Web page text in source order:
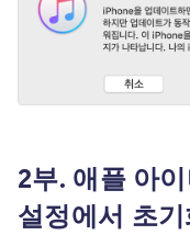
2부. 애플 아
설정에서 초